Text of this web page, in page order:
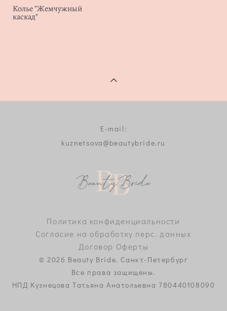
Колье "Жемчужный
каскад"
E-mail:
kuznetsova@beautybride.ru
Политика конфиденциальности
Согласие на обработку перс. данных
Договор Оферты
© 2026 Beauty Bride. Санкт-Петербург
Все права защищены.
НПД Кузнецова Татьяна Анатольевна 780440108090